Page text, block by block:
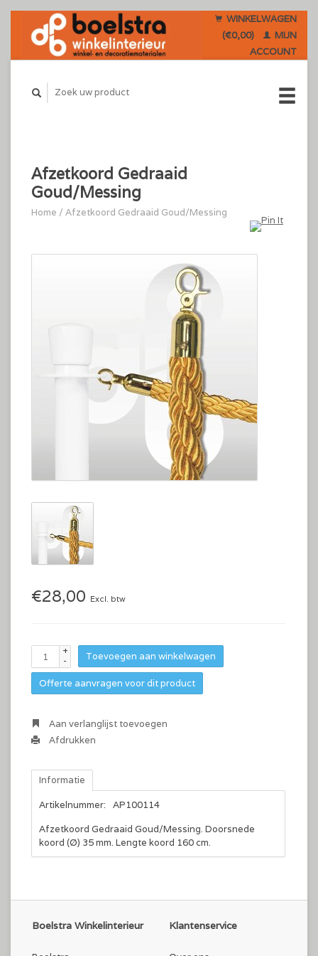
WINKELWAGEN
(€0,00)
MIJN
ACCOUNT
Afzetkoord Gedraaid
Goud/Messing
Home / Afzetkoord Gedraaid Goud/Messing
€28,00 Excl. btw
+
-
Toevoegen aan winkelwagen
Offerte aanvragen voor dit product
Aan verlanglijst toevoegen
Afdrukken
Informatie
Artikelnummer:
AP100114
Afzetkoord Gedraaid Goud/Messing. Doorsnede
koord (Ø) 35 mm. Lengte koord 160 cm.
Boelstra Winkelinterieur Klantenservice